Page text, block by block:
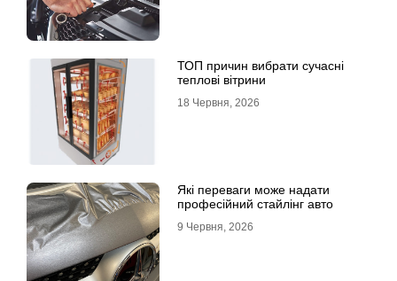
ТОП причин вибрати сучасні
теплові вітрини
18 Червня, 2026
Які переваги може надати
професійний стайлінг авто
9 Червня, 2026